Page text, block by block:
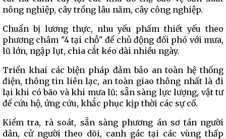
nông nghiệp, cây trồng lâu năm, cây công nghiệp.
Chuẩn bị lương thực, nhu yếu phấm thiết yếu theo
phương châm "4 tại chỗ" để chủ động đối phó với mưa,
lũ lớn, ngập lụt, chia cắt kéo dài nhiều ngày.
Triển khai các biện pháp đảm bảo an toàn hệ thống
điện, thông tin liên lạc, an toàn giao thông nhất là đi
lại khi có bão và khi mưa lũ; sẵn sàng lực lượng, vật tư
để cứu hộ, ứng cứu, khắc phục kịp thời các sự cố.
Kiểm tra, rà soát, sẵn sàng phương án sơ tán người
dân, cử người theo dõi, canh gác tại các vùng thấp